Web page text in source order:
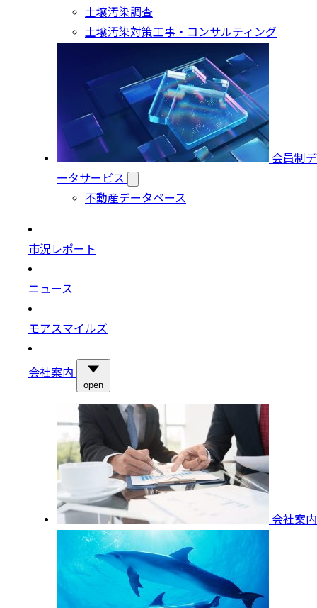
土壌汚染調査
土壌汚染対策工事・コンサルティング
会員制デ
ータサービス
不動産データベース
市況レポート
ニュース
モアスマイルズ
会社案内
open
会社案内